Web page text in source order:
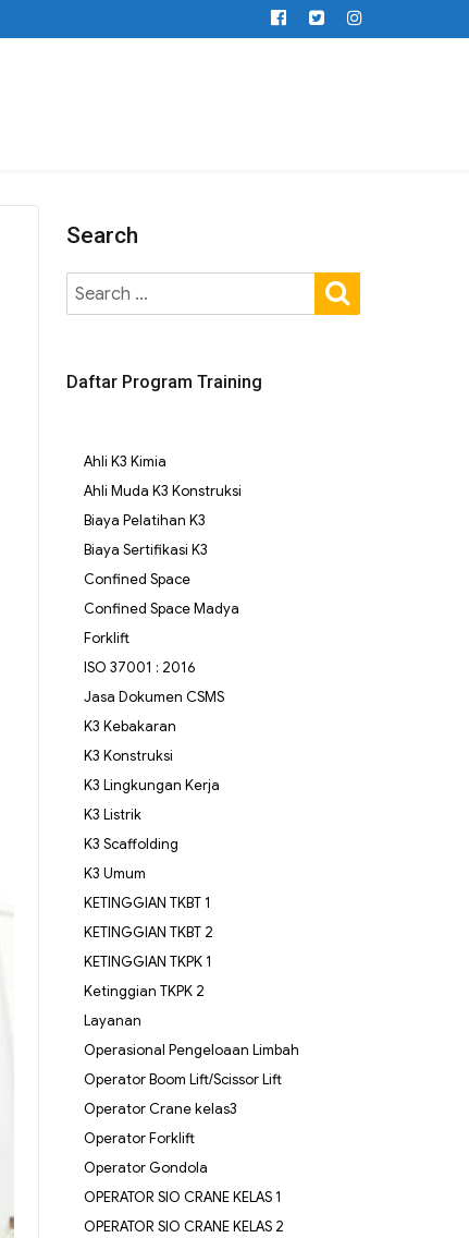
Search
Daftar Program Training
Ahli K3 Kimia
Ahli Muda K3 Konstruksi
Biaya Pelatihan K3
Biaya Sertifikasi K3
Confined Space
Confined Space Madya
Forklift
ISO 37001 : 2016
Jasa Dokumen CSMS
K3 Kebakaran
K3 Konstruksi
K3 Lingkungan Kerja
K3 Listrik
K3 Scaffolding
K3 Umum
KETINGGIAN TKBT 1
KETINGGIAN TKBT 2
KETINGGIAN TKPK 1
Ketinggian TKPK 2
Layanan
Operasional Pengeloaan Limbah
Operator Boom Lift/Scissor Lift
Operator Crane kelas3
Operator Forklift
Operator Gondola
OPERATOR SIO CRANE KELAS 1
OPERATOR SIO CRANE KELAS 2